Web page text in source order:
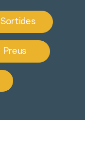
Sortides
Preus